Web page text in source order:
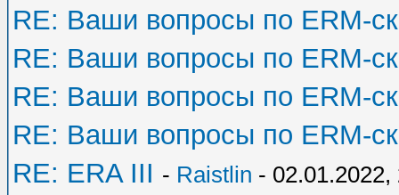
RE: Ваши вопросы по ERM-
RE: Ваши вопросы по ERM-
RE: Ваши вопросы по ERM-
RE: Ваши вопросы по ERM-
RE: ERA III - Raistlin - 02.01.2022,